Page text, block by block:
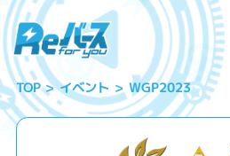
TOP イベント WGP2023